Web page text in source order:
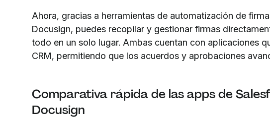
Ahora, gracias a herramientas de automatización de
Docusign, puedes recopilar y gestionar firmas
todo en un solo lugar. Ambas cuentan con aplicaciones
CRM, permitiendo que los acuerdos y aprobaciones
Comparativa rápida de las apps de
Docusign